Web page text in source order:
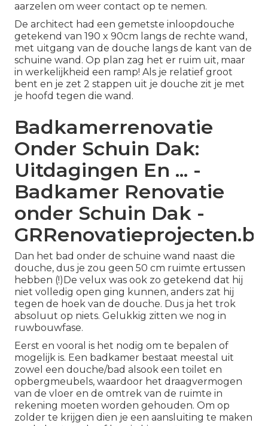
aarzelen om weer contact op te nemen.
De architect had een gemetste inloopdouche
getekend van 190 x 90cm langs de rechte wand,
met uitgang van de douche langs de kant van de
schuine wand. Op plan zag het er ruim uit, maar
in werkelijkheid een ramp! Als je relatief groot
bent en je zet 2 stappen uit je douche zit je met
je hoofd tegen die wand.
Badkamerrenovatie
Onder Schuin Dak:
Uitdagingen En ... -
Badkamer Renovatie
onder Schuin Dak -
GRRenovatieprojecten.be
Dan het bad onder de schuine wand naast die
douche, dus je zou geen 50 cm ruimte ertussen
hebben (!)De velux was ook zo getekend dat hij
niet volledig open ging kunnen, anders zat hij
tegen de hoek van de douche. Dus ja het trok
absoluut op niets. Gelukkig zitten we nog in
ruwbouwfase.
Eerst en vooral is het nodig om te bepalen of
mogelijk is. Een badkamer bestaat meestal uit
zowel een douche/bad alsook een toilet en
opbergmeubels, waardoor het draagvermogen
van de vloer en de omtrek van de ruimte in
rekening moeten worden gehouden. Om op
zolder te krijgen dien je een aansluiting te maken